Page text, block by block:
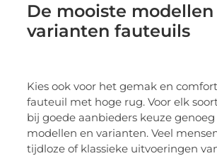
De mooiste modellen
varianten fauteuils
Kies ook voor het gemak en
fauteuil met hoge rug. Voor elk
bij goede aanbieders keuze
modellen en varianten. Veel
tijdloze of klassieke uitvoeringen